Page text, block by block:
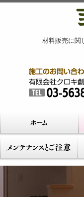
材料販売に関